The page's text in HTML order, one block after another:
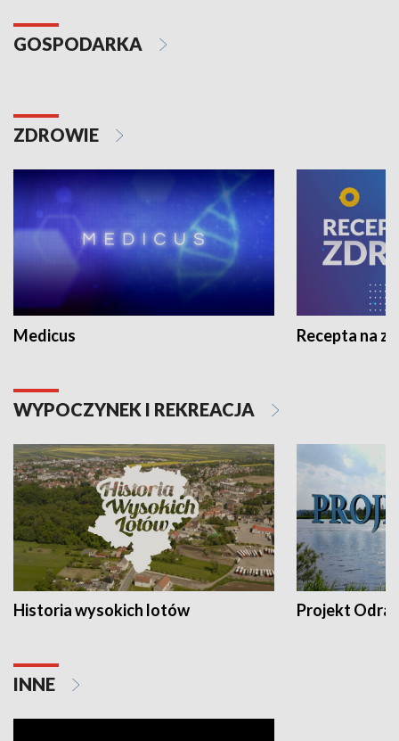
GOSPODARKA
ZDROWIE
Medicus Recepta na
WYPOCZYNEK I REKREACJA
Historia wysokich lotów Projekt Odra
INNE